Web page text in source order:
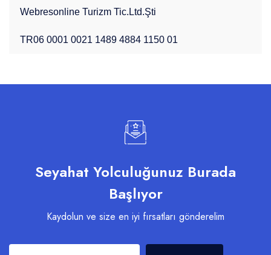
Webresonline Turizm Tic.Ltd.Şti
TR06 0001 0021 1489 4884 1150 01
Seyahat Yolculuğunuz Burada
Başlıyor
Kaydolun ve size en iyi fırsatları gönderelim